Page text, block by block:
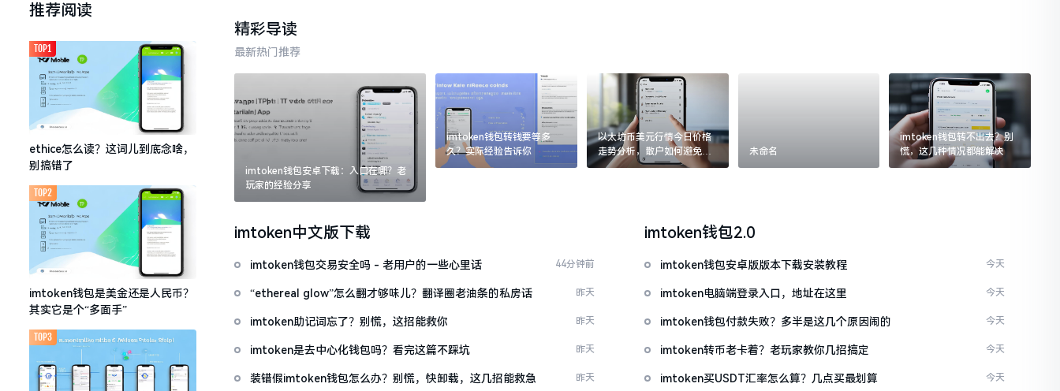
推荐阅读
ethice怎么读？这词儿到底念啥，
别搞错了
TOP1
imtoken钱包是美金还是人民币？
其实它是个“多面手”
TOP2
TOP3
精彩导读
最新热门推荐
imtoken钱包安卓下载：入口在哪？老
玩家的经验分享
imtoken钱包转钱要等多
久？实际经验告诉你
以太坊币美元行情今日价格
走势分析，散户如何避免追
涨杀跌被套牢
未命名
imtoken钱包转不出去？别
慌，这几种情况都能解决
imtoken中文版下载
imtoken钱包交易安全吗 - 老用户的一些心里话 44分钟前
“ethereal glow”怎么翻才够味儿？翻译圈老油条的私房话 昨天
imtoken助记词忘了？别慌，这招能救你 昨天
imtoken是去中心化钱包吗？看完这篇不踩坑 昨天
装错假imtoken钱包怎么办？别慌，快卸载，这几招能救急 昨天
imtoken钱包2.0
imtoken钱包安卓版版本下载安装教程 今天
imtoken电脑端登录入口，地址在这里 今天
imtoken钱包付款失败？多半是这几个原因闹的 今天
imtoken转币老卡着？老玩家教你几招搞定 今天
imtoken买USDT汇率怎么算？几点买最划算 今天